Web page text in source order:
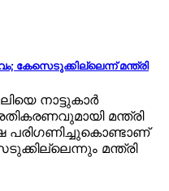
കേസെടുക്കില്ലെന്ന് മന്ത്രി
നാട്ടുകാര്‍
മന്ത്രി
പരിഗണിച്ചുകൊണ്ടാണ്
മന്ത്രി